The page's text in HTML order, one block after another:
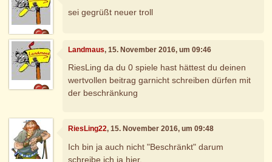
sei gegrüßt neuer troll
Landmaus, 15. November 2016, um 09:46
RiesLing da du 0 spiele hast hättest du deinen
wertvollen beitrag garnicht schreiben dürfen mit
der beschränkung
RiesLing22, 15. November 2016, um 09:48
Ich bin ja auch nicht "Beschränkt" darum
schreibe ich ja hier.